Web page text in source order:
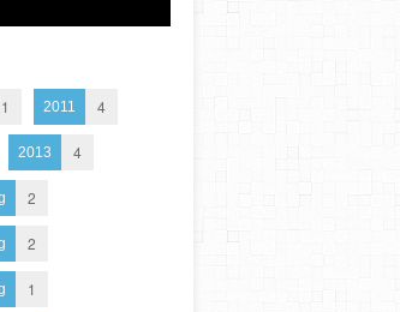
1 2011 4
2013 4
2
2
1